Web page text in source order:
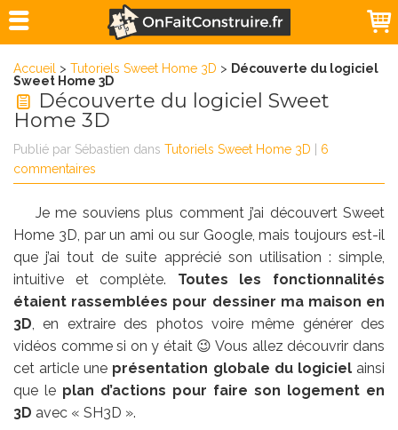
Accueil > Tutoriels Sweet Home 3D > Découverte du logiciel
Sweet Home 3D
Découverte du logiciel Sweet
Home 3D
Publié par Sébastien dans Tutoriels Sweet Home 3D
6
commentaires
Je me souviens plus comment j’ai découvert Sweet
Home 3D, par un ami ou sur Google, mais toujours est-il
que j’ai tout de suite apprécié son utilisation : simple,
intuitive et complète. Toutes les fonctionnalités
étaient rassemblées pour dessiner ma maison en
3D, en extraire des photos voire même générer des
vidéos comme si on y était 😉 Vous allez découvrir dans
cet article une présentation globale du logicielainsi
que le plan d’actions pour faire son logement en
3D avec « SH3D ».